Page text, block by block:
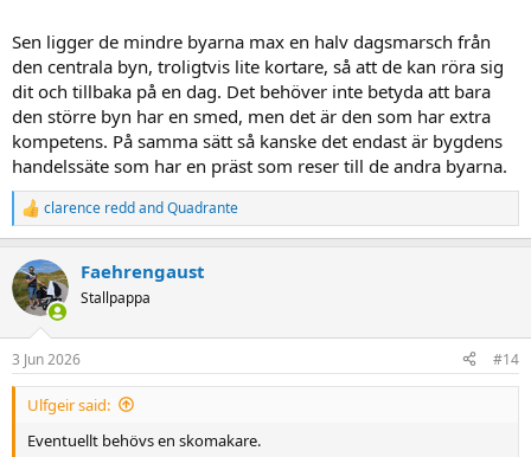
Sen ligger de mindre byarna max en halv dagsmarsch från
den centrala byn, troligtvis lite kortare, så att de kan röra sig
dit och tillbaka på en dag. Det behöver inte betyda att bara
den större byn har en smed, men det är den som har extra
kompetens. På samma sätt så kanske det endast är bygdens
handelssäte som har en präst som reser till de andra byarna.
R
e
c
t
i
s
:
clarence reddandQuadrante
Faehrengaust
Stallpappa
3 Jun 2026 #14
Ulfgeir said:
Eventuellt behövs en skomakare.